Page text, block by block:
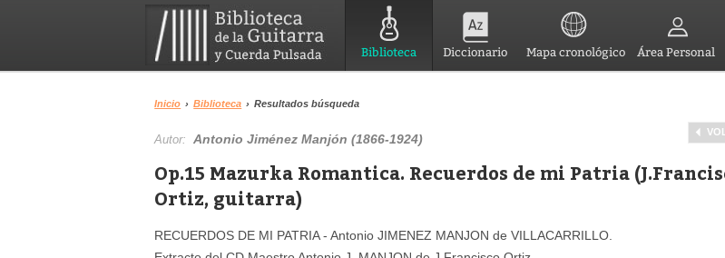
Biblioteca Diccionario Mapa cronológico Área Personal
Inicio › Biblioteca › Resultados búsqueda
Autor:Antonio Jiménez Manjón (1866-1924)
Op.15 Mazurka Romantica. Recuerdos de mi Patria
Ortiz, guitarra)
RECUERDOS DE MI PATRIA - Antonio JIMENEZ MANJON de VILLACARRILLO.